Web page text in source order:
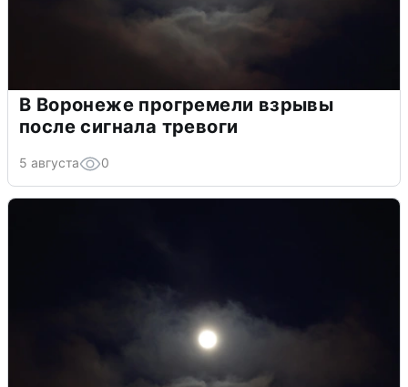
В Воронеже прогремели взрывы
после сигнала тревоги
5 августа 0